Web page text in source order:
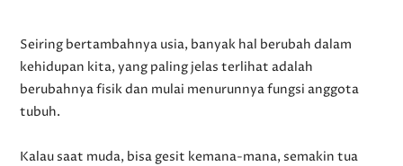
Seiring bertambahnya usia, banyak hal berubah dalam
kehidupan kita, yang paling jelas terlihat adalah
berubahnya fisik dan mulai menurunnya fungsi anggota
tubuh.
Kalau saat muda, bisa gesit kemana-mana, semakin tua